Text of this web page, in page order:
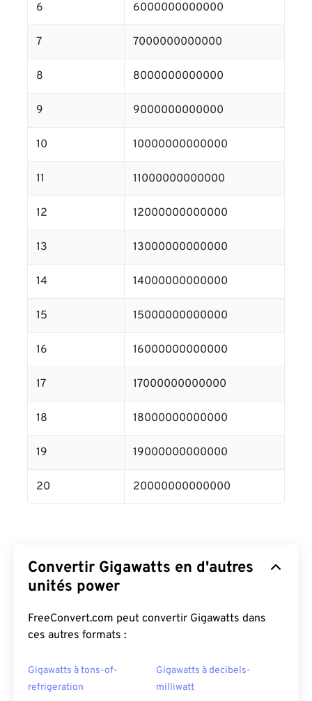
6 6000000000000
7 7000000000000
8 8000000000000
9 9000000000000
10 10000000000000
11 11000000000000
12 12000000000000
13 13000000000000
14 14000000000000
15 15000000000000
16 16000000000000
17 17000000000000
18 18000000000000
19 19000000000000
20 20000000000000
Convertir Gigawatts en d'autres
unités power
FreeConvert.com peut convertir Gigawatts dans
ces autres formats :
Gigawatts à tons-of-
refrigeration
Gigawatts à decibels-
milliwatt